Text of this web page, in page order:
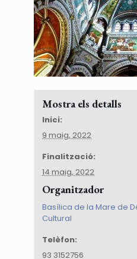
Mostra els detalls
Inici:
9 maig, 2022
Finalització:
14 maig, 2022
Organitzador
Basílica de la Mare de
Cultural
Telèfon:
93 3152756